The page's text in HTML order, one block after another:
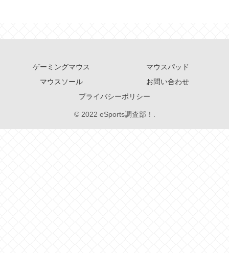
ゲーミングマウス
マウスパッド
マウスソール
お問い合わせ
プライバシーポリシー
© 2022 eSports調査部！.